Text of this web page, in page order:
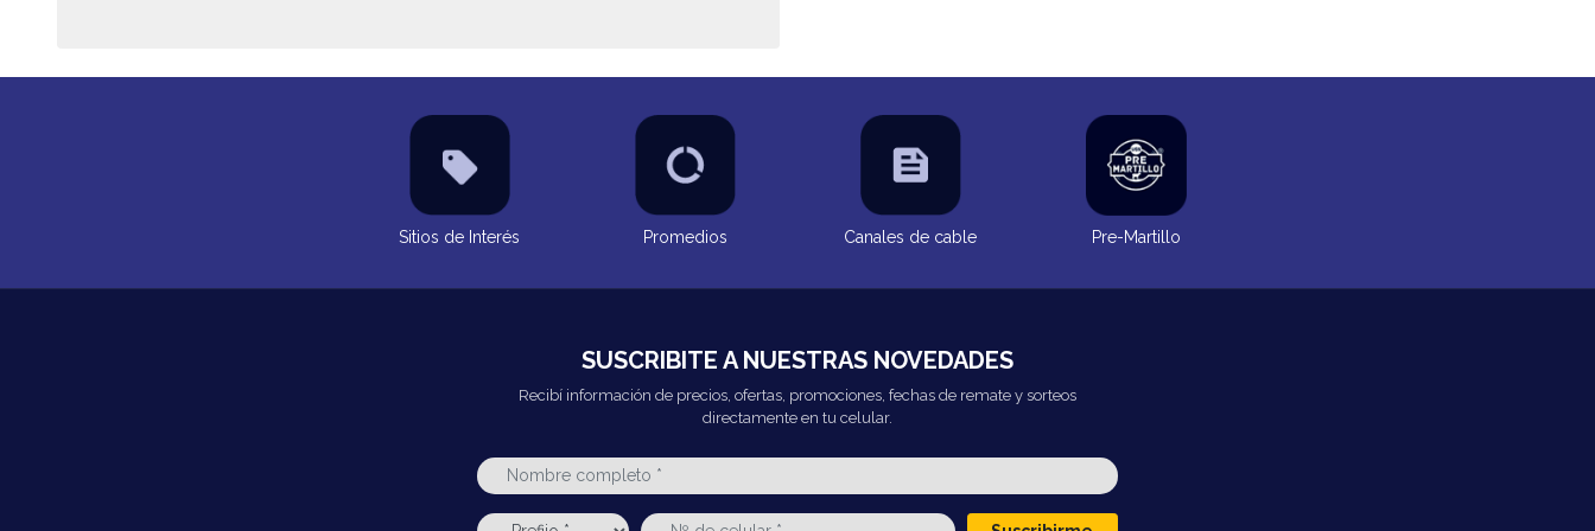
Sitios de Interés Promedios Canales de cable Pre-Martillo
SUSCRIBITE A NUESTRAS NOVEDADES
Recibí información de precios, ofertas, promociones, fechas de remate y sorteos
directamente en tu celular.